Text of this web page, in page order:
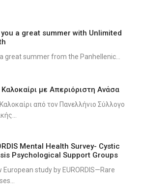
a great summer with Unlimited
great summer from the Panhellenic...
με Απεριόριστη Ανάσα
από τον Πανελλήνιο Σύλλογο
Mental Health Survey- Cystic
Psychological Support Groups
European study by EURORDIS—Rare